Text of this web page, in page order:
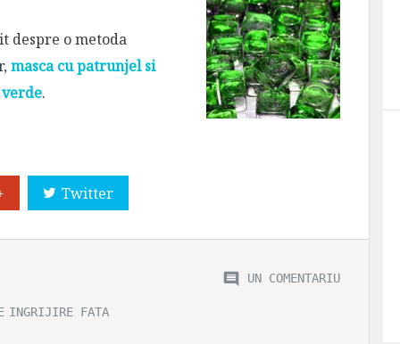
despre o metoda
masca cu patrunjel si
.
Twitter
UN COMENTARIU
INGRIJIRE FATA